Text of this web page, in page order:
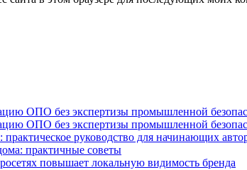
ОПО без экспертизы промышленной
ОПО без экспертизы промышленной
руководство для начинающих
практичные советы
повышает локальную видимость бренда